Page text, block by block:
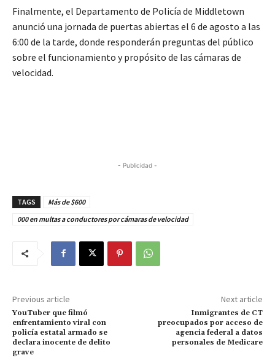
Finalmente, el Departamento de Policía de Middletown
anunció una jornada de puertas abiertas el 6 de agosto a las
6:00 de la tarde, donde responderán preguntas del público
sobre el funcionamiento y propósito de las cámaras de
velocidad.
- Publicidad -
TAGS
Más de $600
000 en multas a conductores por cámaras de velocidad
Previous article
YouTuber que filmó
enfrentamiento viral con
policía estatal armado se
declara inocente de delito
grave
Next article
Inmigrantes de CT
preocupados por acceso de
agencia federal a datos
personales de Medicare